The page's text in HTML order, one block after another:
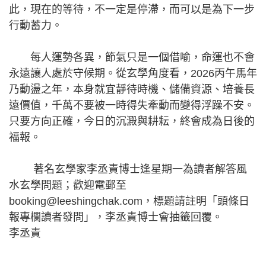
此，現在的等待，不一定是停滯，而可以是為下一步
行動蓄力。
每人運勢各異，節氣只是一個借喻，命運也不會
永遠讓人處於守候期。從玄學角度看，2026丙午馬年
乃動盪之年，本身就宜靜待時機、儲備資源、培養長
遠價值，千萬不要被一時得失牽動而變得浮躁不安。
只要方向正確，今日的沉澱與耕耘，終會成為日後的
福報。
著名玄學家李丞責博士逢星期一為讀者解答風
水玄學問題；歡迎電郵至
booking@leeshingchak.com ，標題請註明「頭條日
報專欄讀者發問」，李丞責博士會抽籤回覆。
李丞責